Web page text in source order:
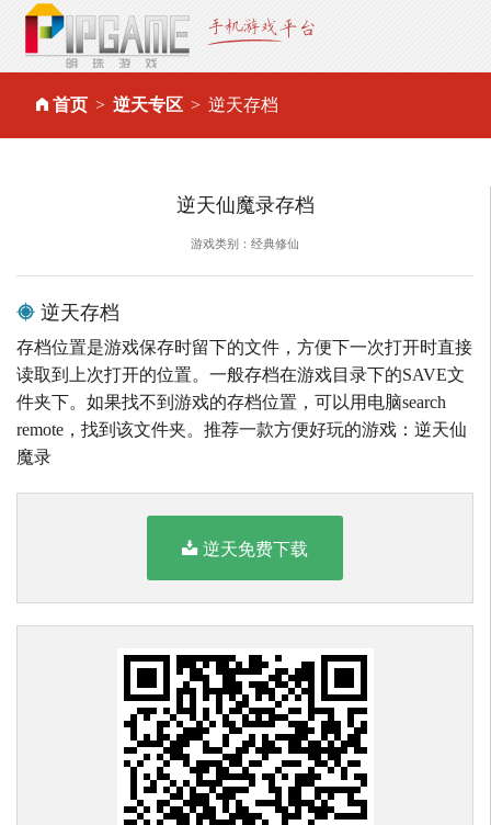
首页 逆天专区 逆天存档
逆天仙魔录存档
游戏类别：经典修仙
逆天存档
存档位置是游戏保存时留下的文件，方便下一次打开时直接
读取到上次打开的位置。一般存档在游戏目录下的SAVE文
件夹下。如果找不到游戏的存档位置，可以用电脑search
remote，找到该文件夹。推荐一款方便好玩的游戏：逆天仙
魔录
逆天免费下载